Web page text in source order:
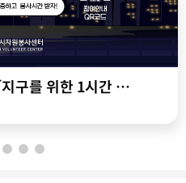
구를 위한 1시간 소등」 캠